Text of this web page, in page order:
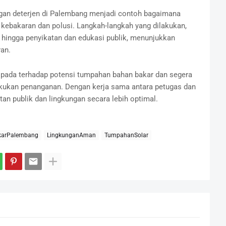
deterjen di Palembang menjadi contoh bagaimana
dan polusi. Langkah-langkah yang dilakukan,
penyikatan dan edukasi publik, menunjukkan
terhadap potensi tumpahan bahan bakar dan segera
penanganan. Dengan kerja sama antara petugas dan
publik dan lingkungan secara lebih optimal.
LingkunganAman TumpahanSolar